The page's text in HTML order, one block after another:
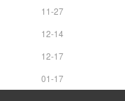
11-27
12-14
12-17
01-17